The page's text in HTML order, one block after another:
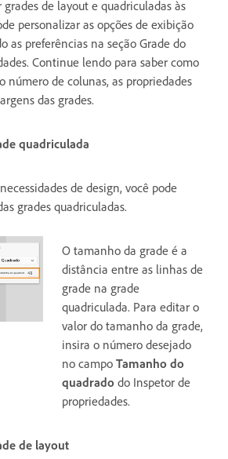
de layout e quadriculadas às
personalizar as opções de exibição
as preferências na seção Grade do
Continue lendo para saber como
número de colunas, as propriedades
das grades.
quadriculada
de design, você pode
grades quadriculadas.
O tamanho da grade é a
distância entre as linhas de
grade na grade
quadriculada. Para editar o
valor do tamanho da grade,
insira o número desejado
no campo Tamanho do
quadrado do Inspetor de
propriedades.
de layout